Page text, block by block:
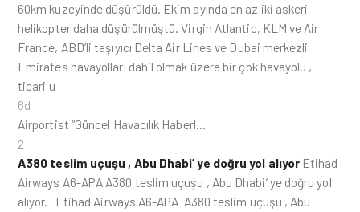
60km kuzeyinde düşürüldü. Ekim ayında en az iki askeri
helikopter daha düşürülmüştü. Virgin Atlantic, KLM ve Air
France, ABD’li taşıyıcı Delta Air Lines ve Dubai merkezli
Emirates havayolları dahil olmak üzere bir çok havayolu ,
ticari u
6d
Airportist “Güncel Havacılık Haberl…
2
A380 teslim uçuşu , Abu Dhabi’ ye doğru yol alıyor Etihad
Airways A6-APA A380 teslim uçuşu , Abu Dhabi’ ye doğru yol
alıyor. Etihad Airways A6-APA A380 teslim uçuşu , Abu